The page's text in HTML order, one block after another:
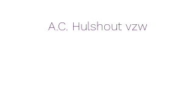
A.C. Hulshout vzw